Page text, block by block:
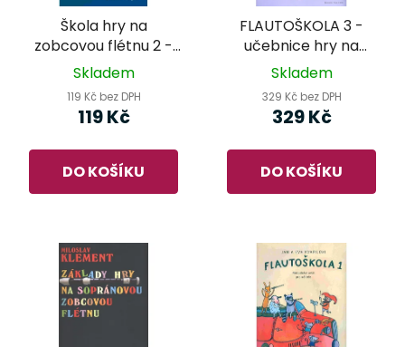
Škola hry na
zobcovou flétnu 2 -
pro začátečníky i
Stojan
Skladem
119 Kč bez DPH
119 Kč
DO KOŠÍKU
FLAUTOŠKOLA 3 -
učebnice hry na
zobcovou flétnu
Skladem
329 Kč bez DPH
329 Kč
DO KOŠÍKU